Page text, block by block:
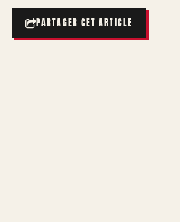
PARTAGER CET ARTICLE